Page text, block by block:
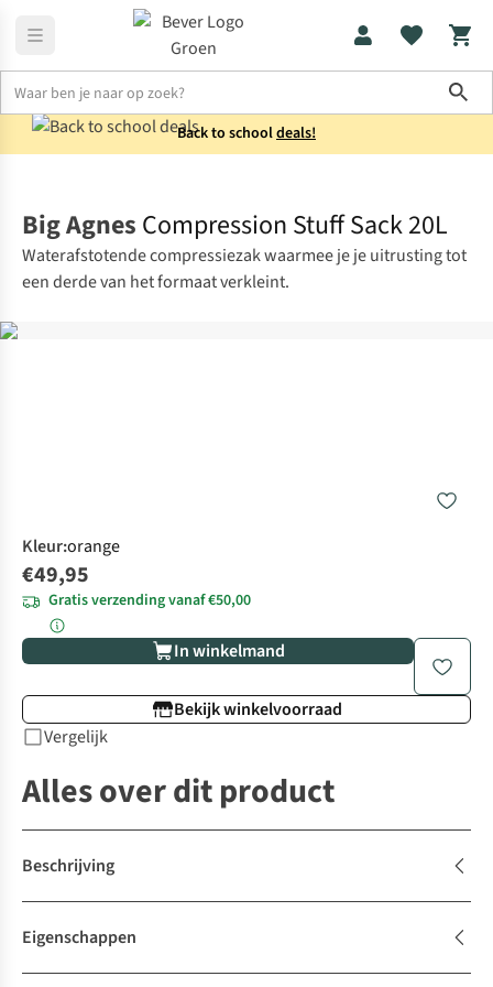
Back to schooldeals!
Big Agnes Compression Stuff Sack 20L
Waterafstotende compressiezak waarmee je je uitrusting tot
een derde van het formaat verkleint.
Kleur:orange
€49,95
Gratis verzending vanaf €50,00
In winkelmand
Bekijk winkelvoorraad
Vergelijk
Alles over dit product
Beschrijving
Eigenschappen